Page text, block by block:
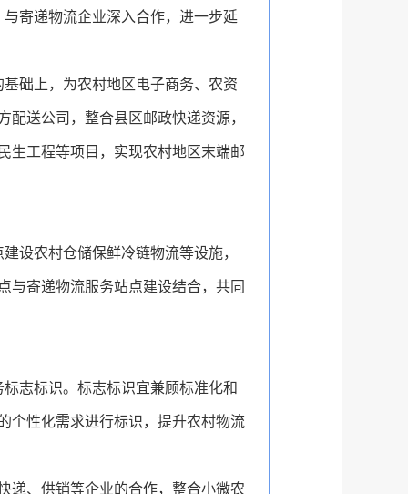
寄递物流企业深入合作，进一步延
础上，为农村地区电子商务、农资
送公司，整合县区邮政快递资源，
生工程等项目，实现农村地区末端邮
设农村仓储保鲜冷链物流等设施，
与寄递物流服务站点建设结合，共同
志标识。标志标识宜兼顾标准化和
个性化需求进行标识，提升农村物流
递、供销等企业的合作，整合小微农